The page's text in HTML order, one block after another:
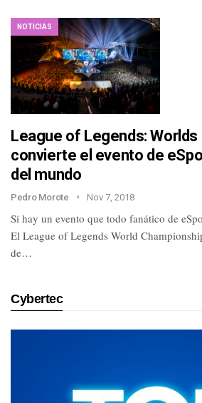
NOTICIAS
League of Legends:
convierte el evento de
del mundo
Pedro Morote Nov 7, 2018
Si hay un evento que todo fanático de
El League of Legends World
de…
Cybertec